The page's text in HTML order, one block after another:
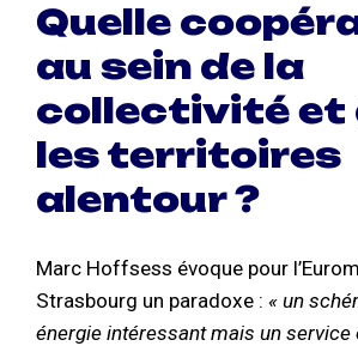
Quelle
au sein de la
collectivité et
les territoires
alentour ?
Marc Hoffsess évoque pour
Strasbourg un paradoxe : « un
énergie intéressant mais un service